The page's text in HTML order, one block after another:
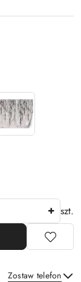
szt.
Zostaw telefon